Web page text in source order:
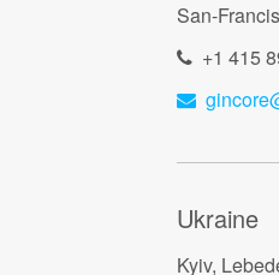
San-
+1 415
Ukraine
Kyiv,